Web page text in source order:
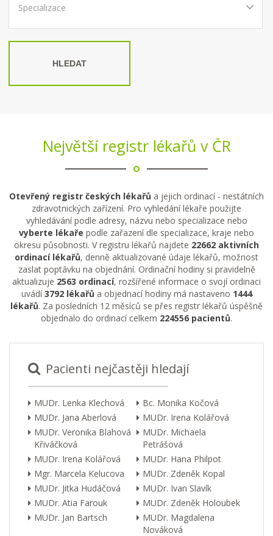
HLEDAT
Největší registr lékařů v ČR
Otevřený registr českých lékařů a jejich ordinací - nestátních
zdravotnických zařízení. Pro vyhledání lékaře použijte
vyhledávání podle adresy, názvu nebo specializace nebo
vyberte lékaře podle zařazení dle specializace, kraje nebo
okresu působnosti. V registru lékařů najdete 22662 aktivních
ordinací lékařů, denně aktualizované údaje lékařů, možnost
zaslat poptávku na objednání. Ordinační hodiny si pravidelně
aktualizuje 2563 ordinací, rozšířené informace o svojí ordinaci
uvádí3792 lékařů a objednací hodiny má nastaveno 1444
lékařů. Za posledních 12 měsíců se přes registr lékařů úspěšně
objednalo do ordinací celkem 224556 pacientů.
Pacienti nejčastěji hledají
MUDr. Lenka Klechová
Bc. Monika Kočová
MUDr. Jana Aberlová
MUDr. Irena Kolářová
MUDr. Veronika Blahová
Křiváčková
MUDr. Michaela
Petrášová
MUDr. Irena Kolářová
MUDr. Hana Philpot
Mgr. Marcela Kelucova
MUDr. Zdeněk Kopal
MUDr. Jitka Hudáčová
MUDr. Ivan Slavík
MUDr. Atia Farouk
MUDr. Zdeněk Holoubek
MUDr. Jan Bartsch
MUDr. Magdalena
Nováková